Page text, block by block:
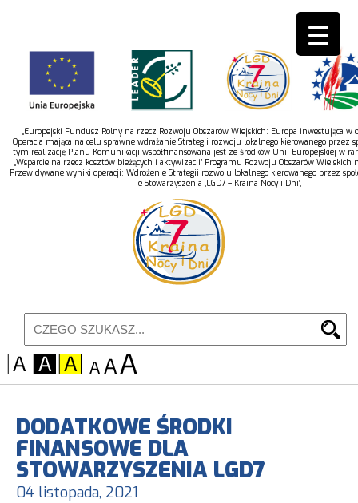
„Europejski Fundusz Rolny na rzecz Rozwoju Obszarów Wiejskich: Europa inwestująca w
Operacja mająca na celu sprawne wdrażanie Strategii rozwoju lokalnego kierowanego przez
tym realizację Planu Komunikacji współfinansowana jest ze środków Unii Europejskiej w
„Wsparcie na rzecz kosztów bieżących i aktywizacji” Programu Rozwoju Obszarów Wiejskich
Przewidywane wyniki operacji: Wdrożenie Strategii rozwoju lokalnego kierowanego przez
e Stowarzyszenia „LGD7 – Kraina Nocy i Dni”,
DODATKOWE ŚRODKI
FINANSOWE DLA
STOWARZYSZENIA LGD7
04 listopada, 2021